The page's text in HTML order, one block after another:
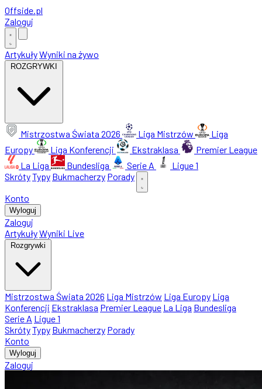
Offside.pl
Zaloguj
ArtykułyWyniki na żywo
ROZGRYWKI
Mistrzostwa Świata 2026 Liga Mistrzów
Liga
Europy
Liga Konferencji Ekstraklasa
Premier League
La Liga
Bundesliga Serie A
Ligue 1
SkrótyTypy Bukmacherzy Porady
Konto
Wyloguj
Zaloguj
ArtykułyWyniki Live
Rozgrywki
Mistrzostwa Świata 2026 Liga Mistrzów Liga Europy Liga
Konferencji Ekstraklasa Premier League La Liga Bundesliga
Serie A Ligue 1
SkrótyTypy Bukmacherzy Porady
Konto
Wyloguj
Zaloguj